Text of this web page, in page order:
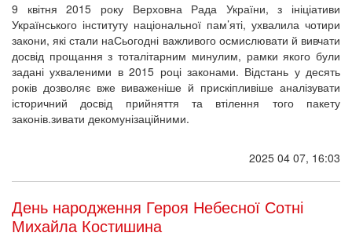
9 квітня 2015 року Верховна Рада України, з ініціативи
Українського інституту національної пам’яті, ухвалила чотири
закони, які стали наСьогодні важливого осмислювати й вивчати
досвід прощання з тоталітарним минулим, рамки якого були
задані ухваленими в 2015 році законами. Відстань у десять
років дозволяє вже виваженіше й прискіпливіше аналізувати
історичний досвід прийняття та втілення того пакету
законів.зивати декомунізаційними.
2025 04 07, 16:03
День народження Героя Небесної Сотні
Михайла Костишина